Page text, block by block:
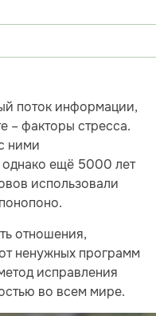
поток информации,
– факторы стресса.
ними
ещё 5000 лет
использовали
отношения,
ненужных программ
исправления
во всем мире.